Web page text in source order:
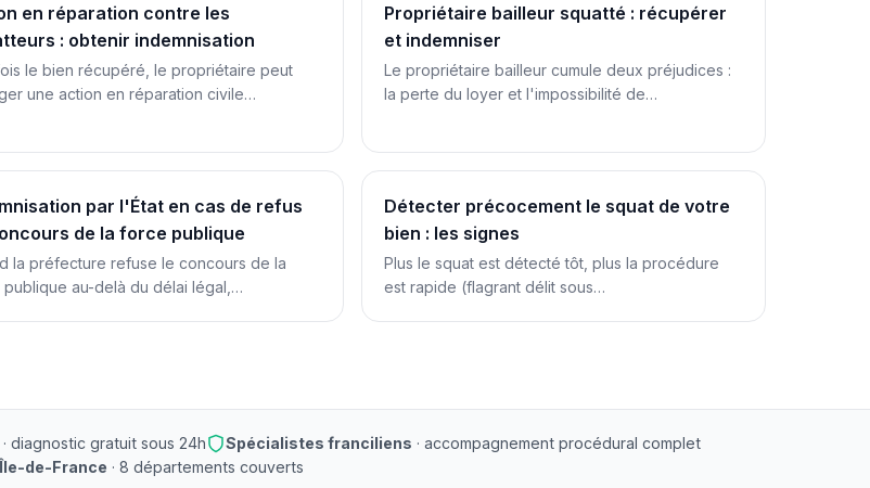
en réparation contre les
: obtenir indemnisation
le bien récupéré, le propriétaire peut
une action en réparation civile…
Propriétaire bailleur squatté : récupérer
et indemniser
Le propriétaire bailleur cumule deux préjudices :
la perte du loyer et l'impossibilité de…
par l'État en cas de refus
de la force publique
la préfecture refuse le concours de la
au-delà du délai légal,…
Détecter précocement le squat de votre
bien : les signes
Plus le squat est détecté tôt, plus la procédure
est rapide (flagrant délit sous…
· diagnostic gratuit sous 24h Spécialistes franciliens · accompagnement procédural complet
de-France · 8 départements couverts